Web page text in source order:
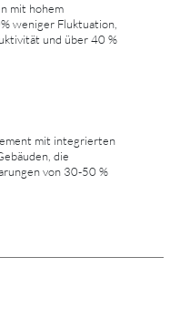
mit hohem
weniger Fluktuation,
und über 40 %
mit integrierten
die
von 30-50 %